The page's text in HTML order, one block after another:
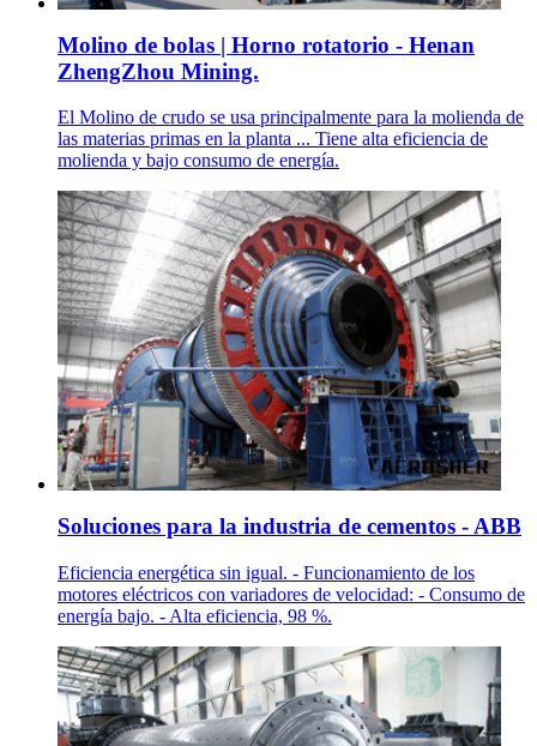
Molino de bolas | Horno rotatorio - Henan
ZhengZhou Mining.
El Molino de crudo se usa principalmente para la molienda de
las materias primas en la planta ... Tiene alta eficiencia de
molienda y bajo consumo de energía.
Soluciones para la industria de cementos - ABB
Eficiencia energética sin igual. - Funcionamiento de los
motores eléctricos con variadores de velocidad: - Consumo de
energía bajo. - Alta eficiencia, 98 %.